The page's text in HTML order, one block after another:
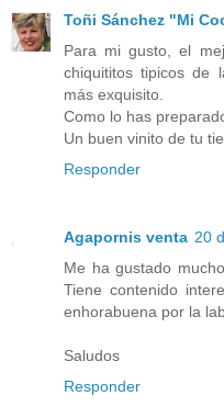
Toñi Sánchez "Mi
Para mi gusto, el
chiquititos tipicos de
más exquisito.
Como lo has
Un buen vinito de tu
Responder
Agapornis venta 20
Me ha gustado
Tiene contenido
enhorabuena por la
Saludos
Responder